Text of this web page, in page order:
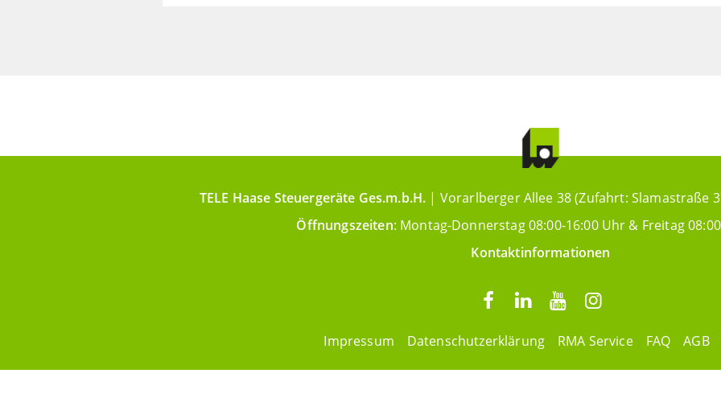
TELE Haase Steuergeräte Ges.m.b.H. | Vorarlberger Allee 38 (Zufahrt: Slamastraße
Öffnungszeiten: Montag-Donnerstag 08:00-16:00 Uhr & Freitag
Kontaktinformationen
Impressum Datenschutzerklärung RMA Service FAQ AGB